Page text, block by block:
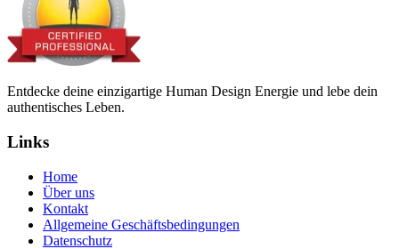
Entdecke deine einzigartige Human Design Energie und lebe dein
authentisches Leben.
Links
Home
Über uns
Kontakt
Allgemeine Geschäftsbedingungen
Datenschutz